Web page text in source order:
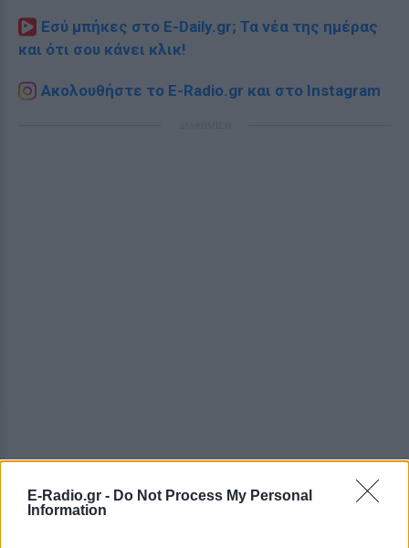
E-Radio.gr - Do Not Process My Personal
Information
Εσύ μπήκες στο E-Daily.gr; Τα νέα της ημέρας
και ότι σου κάνει κλικ!
Ακολουθήστε το E-Radio.gr και στο Instagram